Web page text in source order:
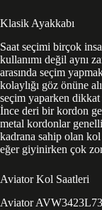
Klasik Ayakkabı
Saat seçimi birçok
kullanımı değil aynı
arasında seçim
kolaylığı göz önüne
seçim yaparken
İnce deri bir kordon
metal kordonlar
kadrana sahip olan
eğer giyinirken çok
Aviator Kol Saatleri
Aviator AVW3423L73